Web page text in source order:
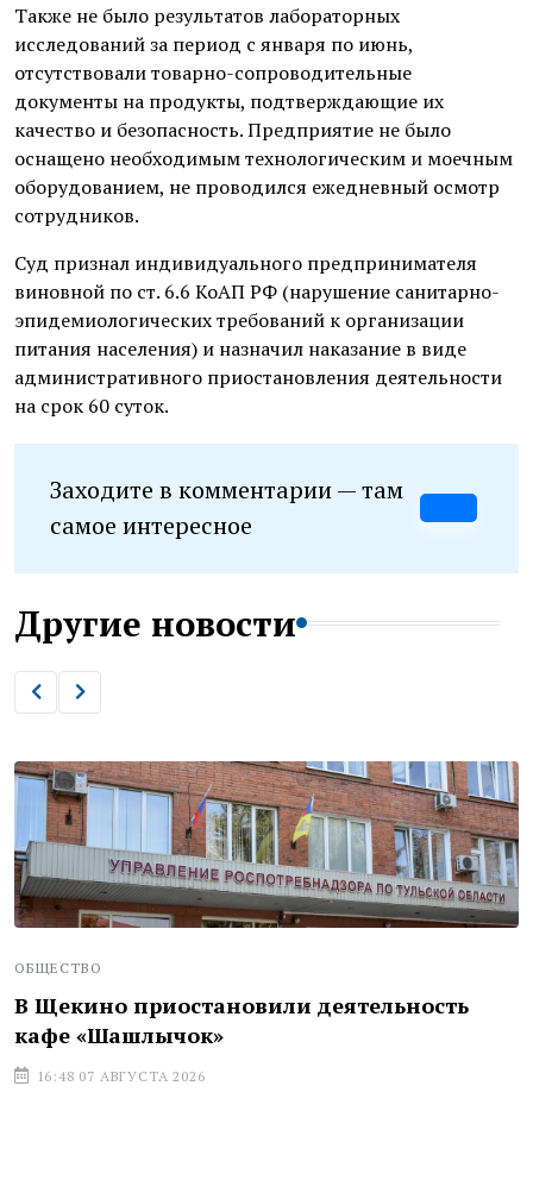
Также не было результатов лабораторных
исследований за период с января по июнь,
отсутствовали товарно-сопроводительные
документы на продукты, подтверждающие их
качество и безопасность. Предприятие не было
оснащено необходимым технологическим и моечным
оборудованием, не проводился ежедневный осмотр
сотрудников.
Суд признал индивидуального предпринимателя
виновной по ст. 6.6 КоАП РФ (нарушение санитарно-
эпидемиологических требований к организации
питания населения) и назначил наказание в виде
административного приостановления деятельности
на срок 60 суток.
Заходите в комментарии — там
самое интересное
Другие новости
ОБЩЕСТВО
В Щекино приостановили деятельность
кафе «Шашлычок»
16:48 07 АВГУСТА 2026